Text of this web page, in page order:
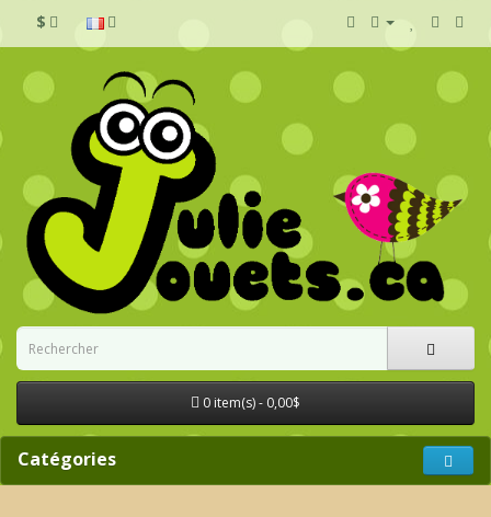
$
0 item(s) - 0,00$
Catégories